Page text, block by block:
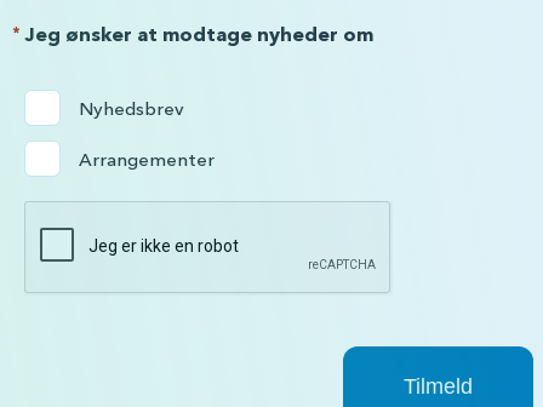
Jeg ønsker at modtage nyheder om
*
Nyhedsbrev
Arrangementer